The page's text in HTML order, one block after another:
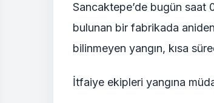
Sancaktepe’de bugün saat
bulunan bir fabrikada
bilinmeyen yangın, kısa
İtfaiye ekipleri yangına